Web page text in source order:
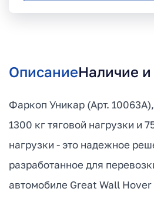
ОписаниеНаличие и
Фаркоп Уникар (Арт.
1300 кг тяговой нагрузки и
нагрузки - это надежное
разработанное для
автомобиле Great Wall